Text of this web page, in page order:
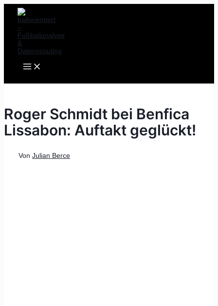
Zum
Inhalt
springen
MENU
Roger Schmidt bei Benfica
Lissabon: Auftakt geglückt!
Von Julian Berce
Post
navigation